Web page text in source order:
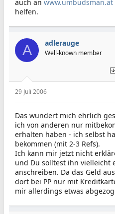
auch an www.umbudsman.at
helfen.
A adlerauge
Well-known member
29 Juli 2006
Das wundert mich ehrlich
ich von anderen nur
erhalten haben - ich selbst
bekommen (mit 2-3 Refs).
Ich kann mir jetzt nicht
und Du solltest ihn vielleicht
anschreiben. Da das Geld
dort bei PP nur mit
mir allerdings etwas